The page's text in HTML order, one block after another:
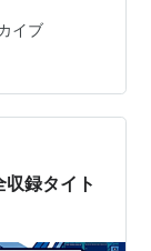
という体系
“初期→中
シリーズ目
目次ページ
イブ
録タイト